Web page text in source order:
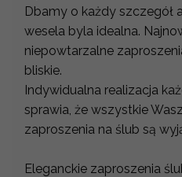
Dbamy o każdy szczegół
wesela byla idealna.
niepowtarzalne
bliskie.
Indywidualna realizacja
sprawia, że wszystkie
zaproszenia na ślub są
Eleganckie zaproszenia